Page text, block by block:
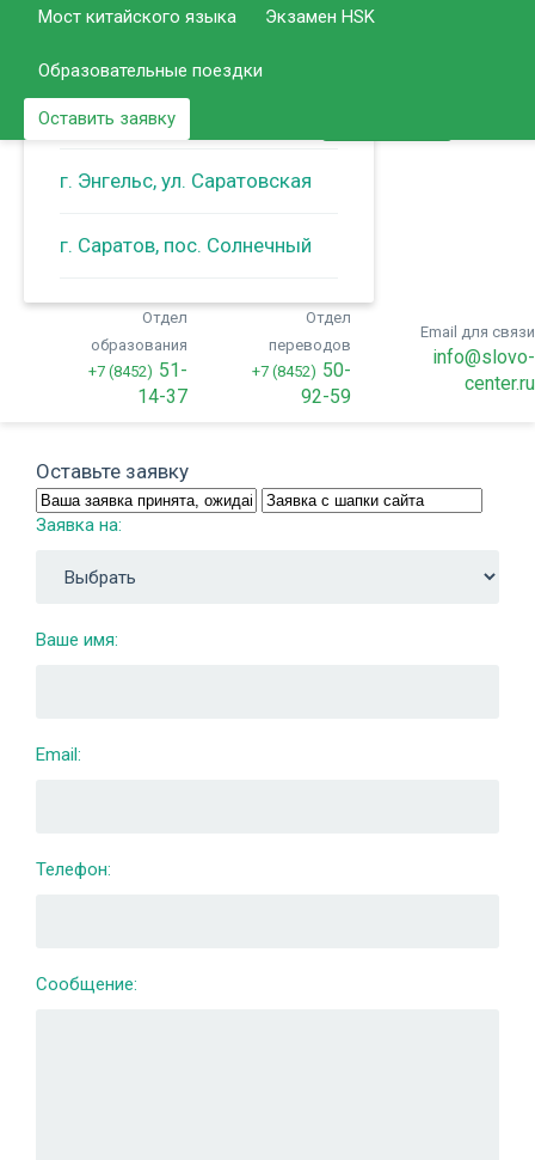
г. Энгельс, ул. Тельмана
г. Энгельс, ул. Саратовская
г. Саратов, пос. Солнечный
Отдел
образования
+7 (8452) 51-
14-37
Отдел
переводов
+7 (8452) 50-
92-59
Email для связи
info@slovo-
center.ru
Мост китайского языка Экзамен HSK
Образовательные поездки
Оставить заявку
Оставьте заявку
Заявка на:
Ваше имя:
Email:
Телефон:
Сообщение: